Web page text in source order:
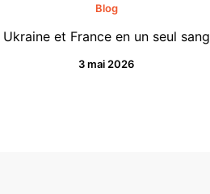
Blog
Ukraine et France en un seul sang
3 mai 2026